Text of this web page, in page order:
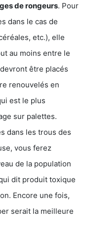
de rongeurs. Pour
dans le cas de
etc.), elle
au moins entre le
être placés
renouvelés en
est le plus
sur palettes.
dans les trous des
vous ferez
de la population
dit produit toxique
Encore une fois,
serait la meilleure